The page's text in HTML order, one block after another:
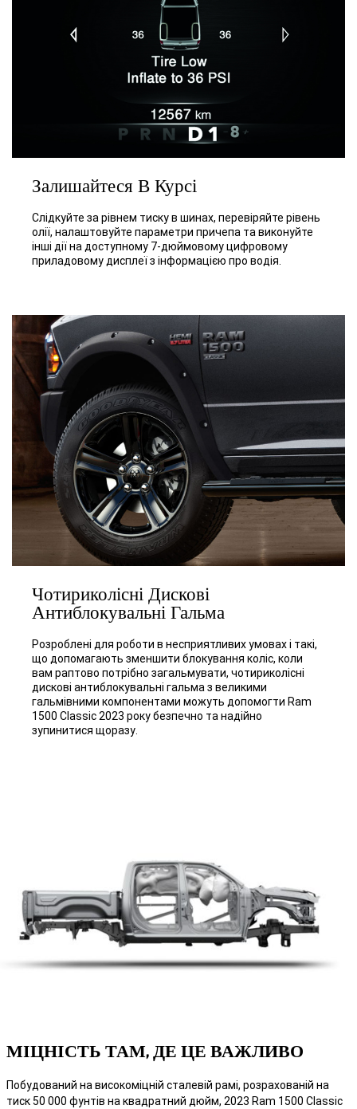
Залишайтеся В Курсі
Слідкуйте за рівнем тиску в шинах, перевіряйте рівень
олії, налаштовуйте параметри причепа та виконуйте
інші дії на доступному 7-дюймовому цифровому
приладовому дисплеї з інформацією про водія.
Чотириколісні Дискові
Антиблокувальні Гальма
Розроблені для роботи в несприятливих умовах і такі,
що допомагають зменшити блокування коліс, коли
вам раптово потрібно загальмувати, чотириколісні
дискові антиблокувальні гальма з великими
гальмівними компонентами можуть допомогти Ram
1500 Classic 2023 року безпечно та надійно
зупинитися щоразу.
МІЦНІСТЬ ТАМ, ДЕ ЦЕ ВАЖЛИВО
Побудований на високоміцній сталевій рамі, розрахованій на
тиск 50 000 фунтів на квадратний дюйм, 2023 Ram 1500 Classic